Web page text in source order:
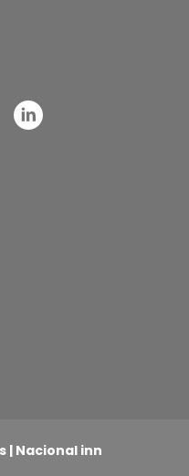
| Nacional inn